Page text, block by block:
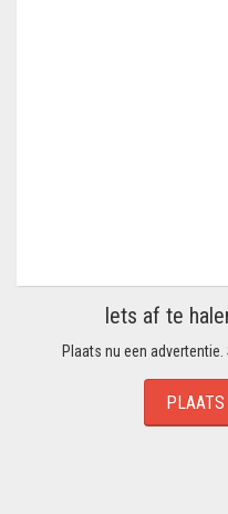
Iets af te
Plaats nu een
PLAATS